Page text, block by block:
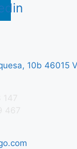
10b 46015